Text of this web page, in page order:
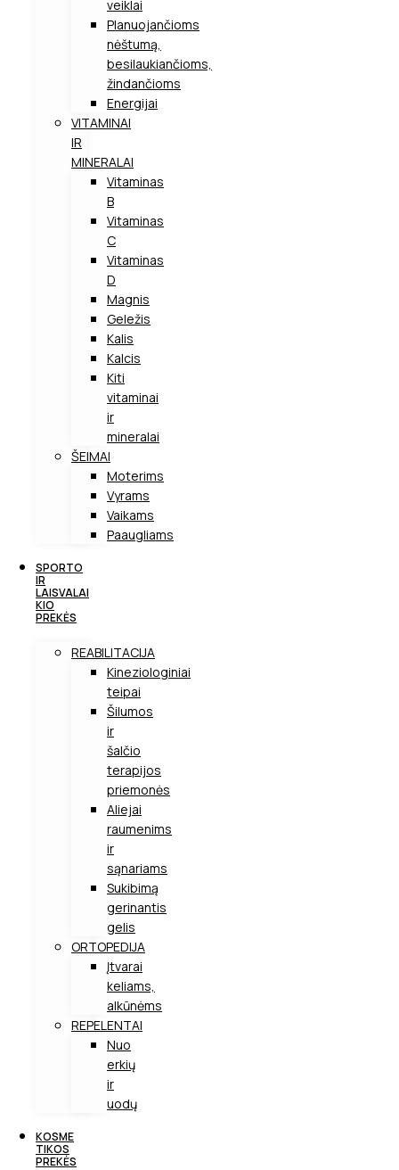
veiklai
Planuojančioms
nėštumą,
besilaukiančioms,
žindančioms
Energijai
VITAMINAI
IR
MINERALAI
Vitaminas
B
Vitaminas
C
Vitaminas
D
Magnis
Geležis
Kalis
Kalcis
Kiti
vitaminai
ir
mineralai
ŠEIMAI
Moterims
Vyrams
Vaikams
Paaugliams
SPORTO
IR
LAISVALAI
KIO
PREKĖS
REABILITACIJA
Kineziologiniai
teipai
Šilumos
ir
šalčio
terapijos
priemonės
Aliejai
raumenims
ir
sąnariams
Sukibimą
gerinantis
gelis
ORTOPEDIJA
Įtvarai
keliams,
alkūnėms
REPELENTAI
Nuo
erkių
ir
uodų
KOSME
TIKOS
PREKĖS